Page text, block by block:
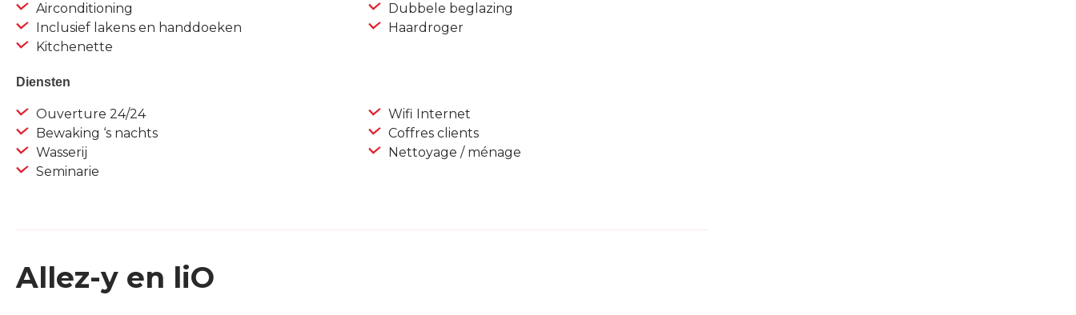
Airconditioning
Inclusief lakens en handdoeken
Kitchenette
Dubbele beglazing
Haardroger
Diensten
Ouverture 24/24
Bewaking ‘s nachts
Wasserij
Seminarie
Wifi Internet
Coffres clients
Nettoyage / ménage
Allez-y en liO